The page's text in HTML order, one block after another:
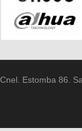
Cnel. Estomba 86.